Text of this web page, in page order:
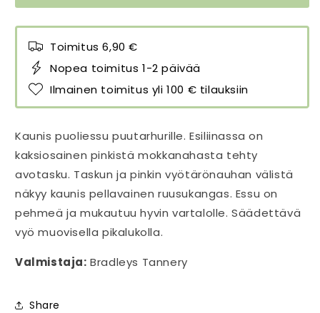
Toimitus 6,90 €
Nopea toimitus 1-2 päivää
Ilmainen toimitus yli 100 € tilauksiin
Kaunis puoliessu puutarhurille. Esiliinassa on
kaksiosainen pinkistä mokkanahasta tehty
avotasku. Taskun ja pinkin vyötärönauhan välistä
näkyy kaunis pellavainen ruusukangas. Essu on
pehmeä ja mukautuu hyvin vartalolle. Säädettävä
vyö muovisella pikalukolla.
Valmistaja: Bradleys Tannery
Share